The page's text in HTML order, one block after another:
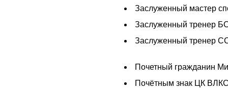
Заслуженный мастер
Заслуженный тренер
Заслуженный тренер
Почетный гражданин
Почётным знак ЦК